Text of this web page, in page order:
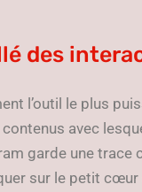
des
l’outil le plus
avec
garde une trace
sur le petit